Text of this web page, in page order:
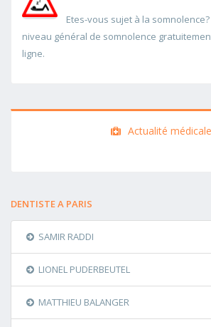
Etes-vous sujet à la
niveau général de somnolence
ligne.
Actualité médicale
DENTISTE A PARIS
SAMIR RADDI
LIONEL PUDERBEUTEL
MATTHIEU BALANGER